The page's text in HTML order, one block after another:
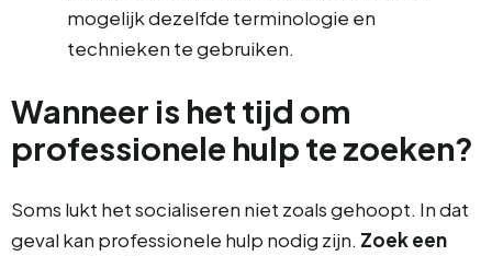
mogelijk dezelfde terminologie en
technieken te gebruiken.
Wanneer is het tijd om
professionele hulp te zoeken?
Soms lukt het socialiseren niet zoals gehoopt. In dat
geval kan professionele hulp nodig zijn. Zoek een